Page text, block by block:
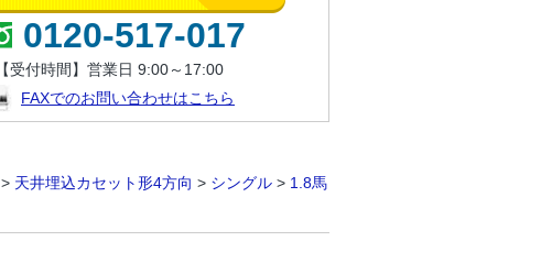
0120-517-017
【受付時間】営業日 9:00～17:00
FAXでのお問い合わせはこちら
> 天井埋込カセット形4方向 > シングル > 1.8馬